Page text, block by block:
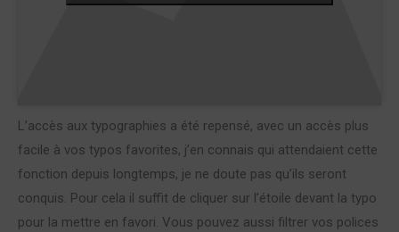
L’accès aux typographies a été repensé, avec un accès plus
facile à vos typos favorites, j’en connais qui attendaient cette
fonction depuis longtemps, je ne doute pas qu’ils seront
conquis. Pour cela il suffit de cliquer sur l’étoile devant la typo
pour la mettre en favori. Vous pouvez aussi filtrer vos polices